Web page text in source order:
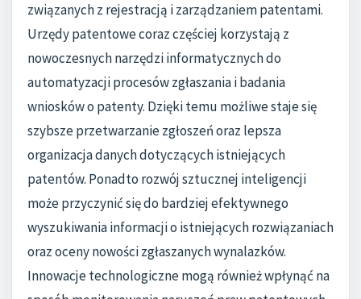
związanych z rejestracją i zarządzaniem patentami.
Urzędy patentowe coraz częściej korzystają z
nowoczesnych narzędzi informatycznych do
automatyzacji procesów zgłaszania i badania
wniosków o patenty. Dzięki temu możliwe staje się
szybsze przetwarzanie zgłoszeń oraz lepsza
organizacja danych dotyczących istniejących
patentów. Ponadto rozwój sztucznej inteligencji
może przyczynić się do bardziej efektywnego
wyszukiwania informacji o istniejących rozwiązaniach
oraz oceny nowości zgłaszanych wynalazków.
Innowacje technologiczne mogą również wpłynąć na